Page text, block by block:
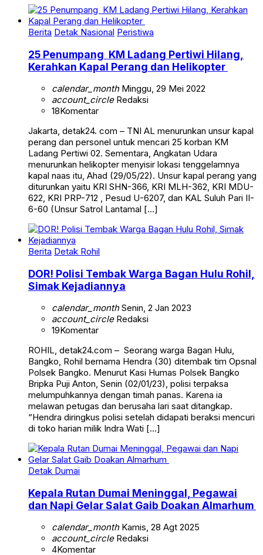
Berita Detak Nasional Peristiwa
25 Penumpang KM Ladang Pertiwi Hilang,
Kerahkan Kapal Perang dan Helikopter
calendar_monthMinggu, 29 Mei 2022
account_circleRedaksi
18Komentar
Jakarta, detak24. com – TNI AL menurunkan unsur kapal
perang dan personel untuk mencari 25 korban KM
Ladang Pertiwi 02. Sementara, Angkatan Udara
menurunkan helikopter menyisir lokasi tenggelamnya
kapal naas itu, Ahad (29/05/22). Unsur kapal perang yang
diturunkan yaitu KRI SHN-366, KRI MLH-362, KRI MDU-
622, KRI PRP-712 , Pesud U-6207, dan KAL Suluh Pari II-
6-60 (Unsur Satrol Lantamal […]
Berita Detak Rohil
DOR! Polisi Tembak Warga Bagan Hulu Rohil,
Simak Kejadiannya
calendar_monthSenin, 2 Jan 2023
account_circleRedaksi
19Komentar
ROHIL, detak24.com – Seorang warga Bagan Hulu,
Bangko, Rohil bernama Hendra (30) ditembak tim Opsnal
Polsek Bangko. Menurut Kasi Humas Polsek Bangko
Bripka Puji Anton, Senin (02/01/23), polisi terpaksa
melumpuhkannya dengan timah panas. Karena ia
melawan petugas dan berusaha lari saat ditangkap.
“Hendra diringkus polisi setelah didapati beraksi mencuri
di toko harian milik Indra Wati […]
Detak Dumai
Kepala Rutan Dumai Meninggal, Pegawai
dan Napi Gelar Salat Gaib Doakan Almarhum
calendar_monthKamis, 28 Agt 2025
account_circleRedaksi
4Komentar